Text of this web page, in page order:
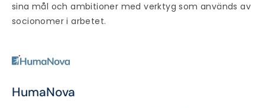
sina mål och ambitioner med verktyg som används av
socionomer i arbetet.
HumaNova